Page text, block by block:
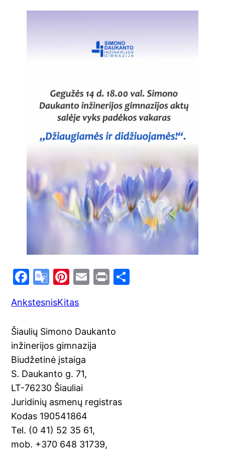
F
c
e
b
o
o
k
G
o
gl
e
Tr
a
n
sl
at
e
Pi
er
e
st
E
l
Pr
AnkstesnisKitas
Šiaulių Simono Daukanto
inžinerijos gimnazija
Biudžetinė įstaiga
S. Daukanto g. 71,
LT-76230 Šiauliai
Juridinių asmenų registras
Kodas 190541864
Tel. (0 41) 52 35 61,
mob. +370 648 31739,